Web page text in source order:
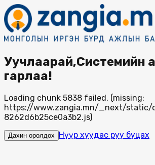
Уучлаарай,Системийн
гарлаа!
Loading chunk 5838 failed. (missing:
https://www.zangia.mn/_next/static/
8262d6b25ce0a3b2.js)
Дахин оролдох Нүүр хуудас руу буцах